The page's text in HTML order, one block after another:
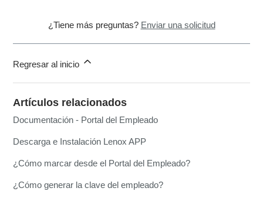
¿Tiene más preguntas? Enviar una solicitud
Regresar al inicio
Artículos relacionados
Documentación - Portal del Empleado
Descarga e Instalación Lenox APP
¿Cómo marcar desde el Portal del Empleado?
¿Cómo generar la clave del empleado?